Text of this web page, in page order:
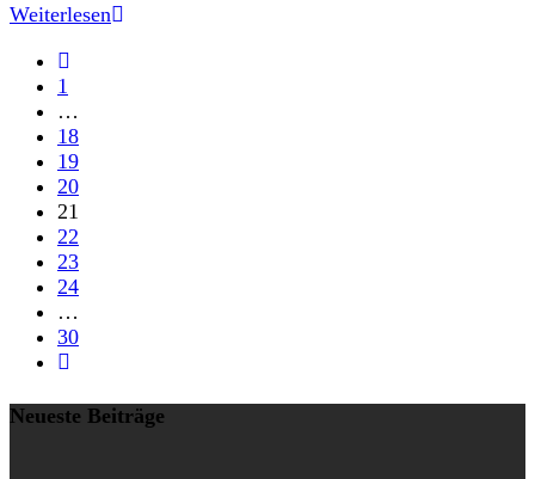
WeiterlesenWaffenkalender
Gehe
zur
vorherigen
Seite
1
…
18
19
20
21
22
23
24
…
30
Gehe
nächsten
Neueste Beiträge